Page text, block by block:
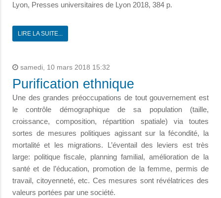
Lyon, Presses universitaires de Lyon 2018, 384 p.
LIRE LA SUITE...
samedi, 10 mars 2018 15:32
Purification ethnique
Une des grandes préoccupations de tout gouvernement est
le contrôle démographique de sa population (taille,
croissance, composition, répartition spatiale) via toutes
sortes de mesures politiques agissant sur la fécondité, la
mortalité et les migrations. L’éventail des leviers est très
large: politique fiscale, planning familial, amélioration de la
santé et de l’éducation, promotion de la femme, permis de
travail, citoyenneté, etc. Ces mesures sont révélatrices des
valeurs portées par une société.